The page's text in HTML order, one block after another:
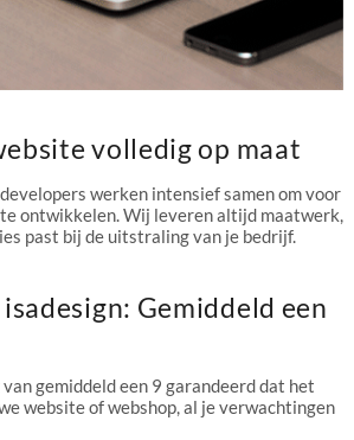
volledig op maat
werken intensief samen om voor
ontwikkelen. Wij leveren altijd maatwerk,
past bij de uitstraling van je bedrijf.
Gemiddeld een
gemiddeld een 9 garandeerd dat het
website of webshop, al je verwachtingen